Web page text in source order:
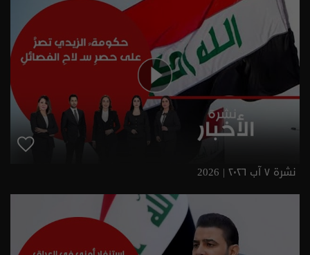
نشرة ٧ آب ٢٠٢٦ | 2026